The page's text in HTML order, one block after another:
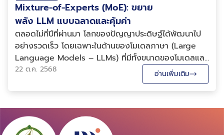
Mixture-of-Experts (MoE): ขยาย
พลัง LLM แบบฉลาดและคุ้มค่า
ตลอดไม่กี่ปีที่ผ่านมา โลกของปัญญาประดิษฐ์ได้พัฒนาไป
อย่างรวดเร็ว โดยเฉพาะในด้านของโมเดลภาษา (Large
Language Models – LLMs) ที่มีทั้งขนาดของโมเดลและ
ปริมาณข้อมูลในการฝึกสอนเพิ่มขึ้นอย่างมาก การเติบโตนี้
ทำให้โมเดลมีความสามารถมากขึ้นเรื่อย ๆ แต่ก็ต้องแลกมา
ด้วยต้นทุนด้านการประมวลผลที่สูงขึ้นตามไปด้วย...
22 ต.ค. 2568 อ่านเพิ่มเติม